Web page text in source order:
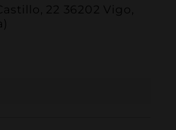
22 36202 Vigo,